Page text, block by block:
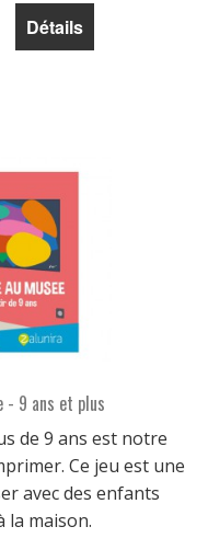
Détails
- 9 ans et plus
de 9 ans est notre
Ce jeu est une
avec des enfants
la maison.